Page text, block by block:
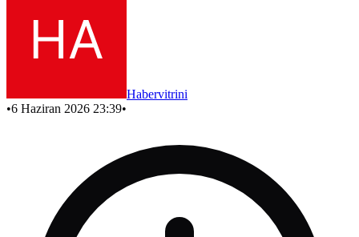
Habervitrini
•6 Haziran 2026 23:39•